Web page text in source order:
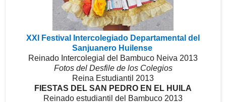
XXI Festival Intercolegiado Departamental del
Sanjuanero Huilense
Reinado Intercolegial del Bambuco Neiva 2013
Fotos del Desfile de los Colegios
Reina Estudiantil 2013
FIESTAS DEL SAN PEDRO EN EL HUILA
Reinado estudiantil del Bambuco 2013